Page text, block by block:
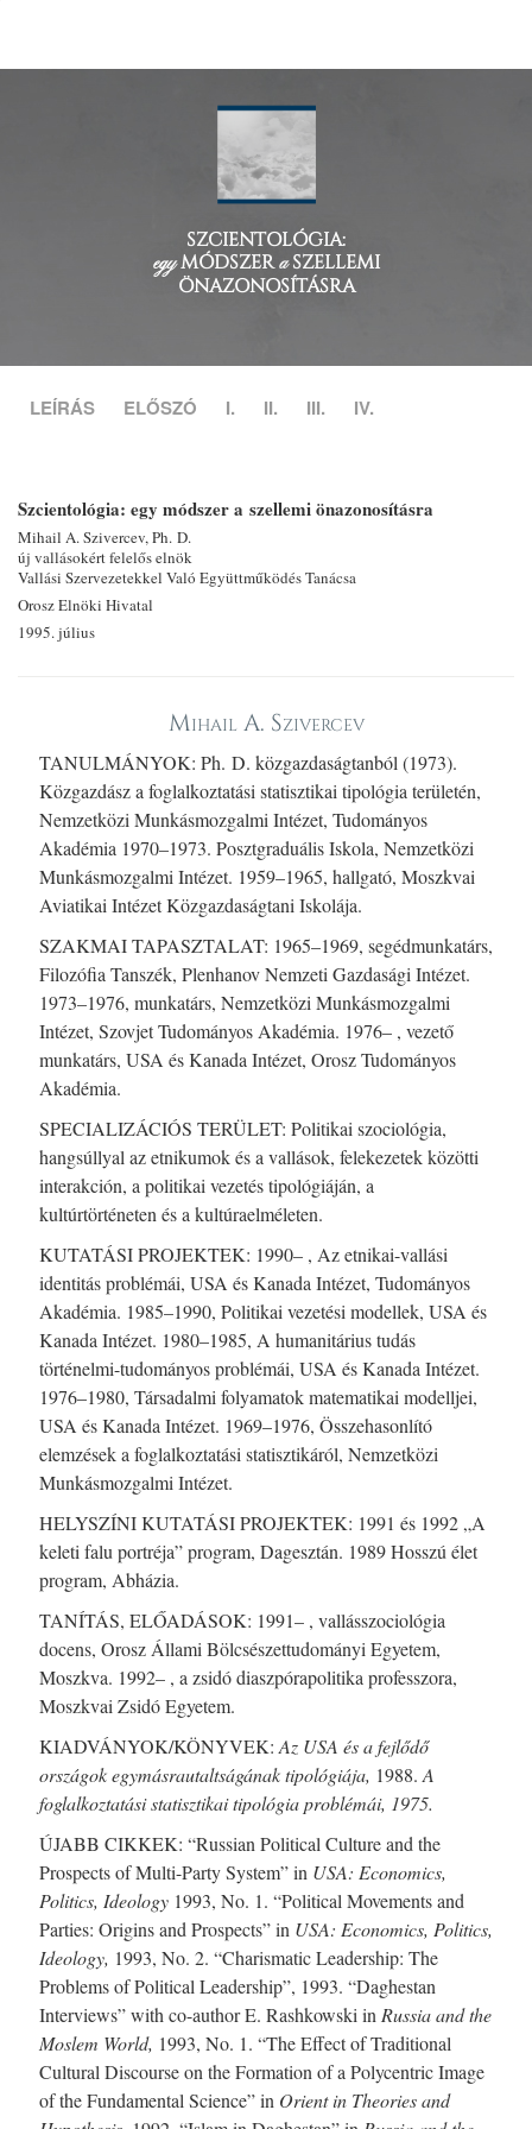
SZCIENTOLÓGIA:
egyMÓDSZERaSZELLEMI
ÖNAZONOSÍTÁSRA
LEÍRÁS ELŐSZÓ I. II. III. IV.
Szcientológia: egy módszer a szellemi önazonosításra
Mihail A. Szivercev, Ph. D.
új vallásokért felelős elnök
Vallási Szervezetekkel Való Együttműködés Tanácsa
Orosz Elnöki Hivatal
1995. július
Mihail A. Szivercev
TANULMÁNYOK: Ph. D. közgazdaságtanból (1973).
Közgazdász a foglalkoztatási statisztikai tipológia területén,
Nemzetközi Munkásmozgalmi Intézet, Tudományos
Akadémia 1970–1973. Posztgraduális Iskola, Nemzetközi
Munkásmozgalmi Intézet. 1959–1965, hallgató, Moszkvai
Aviatikai Intézet Közgazdaságtani Iskolája.
SZAKMAI TAPASZTALAT: 1965–1969, segédmunkatárs,
Filozófia Tanszék, Plenhanov Nemzeti Gazdasági Intézet.
1973–1976, munkatárs, Nemzetközi Munkásmozgalmi
Intézet, Szovjet Tudományos Akadémia. 1976– , vezető
munkatárs, USA és Kanada Intézet, Orosz Tudományos
Akadémia.
SPECIALIZÁCIÓS TERÜLET: Politikai szociológia,
hangsúllyal az etnikumok és a vallások, felekezetek közötti
interakción, a politikai vezetés tipológiáján, a
kultúrtörténeten és a kultúraelméleten.
KUTATÁSI PROJEKTEK: 1990– , Az etnikai-vallási
identitás problémái, USA és Kanada Intézet, Tudományos
Akadémia. 1985–1990, Politikai vezetési modellek, USA és
Kanada Intézet. 1980–1985, A humanitárius tudás
történelmi-tudományos problémái, USA és Kanada Intézet.
1976–1980, Társadalmi folyamatok matematikai modelljei,
USA és Kanada Intézet. 1969–1976, Összehasonlító
elemzések a foglalkoztatási statisztikáról, Nemzetközi
Munkásmozgalmi Intézet.
HELYSZÍNI KUTATÁSI PROJEKTEK: 1991 és 1992 „A
keleti falu portréja” program, Dagesztán. 1989 Hosszú élet
program, Abházia.
TANÍTÁS, ELŐADÁSOK: 1991– , vallásszociológia
docens, Orosz Állami Bölcsészettudományi Egyetem,
Moszkva. 1992– , a zsidó diaszpórapolitika professzora,
Moszkvai Zsidó Egyetem.
KIADVÁNYOK/KÖNYVEK: Az USA és a fejlődő
országok egymásrautaltságának tipológiája, 1988. A
foglalkoztatási statisztikai tipológia problémái, 1975.
ÚJABB CIKKEK: “Russian Political Culture and the
Prospects of Multi-Party System” in USA: Economics,
Politics, Ideology 1993, No. 1. “Political Movements and
Parties: Origins and Prospects” in USA: Economics, Politics,
Ideology, 1993, No. 2. “Charismatic Leadership: The
Problems of Political Leadership”, 1993. “Daghestan
Interviews” with co-author E. Rashkowski in Russia and the
Moslem World, 1993, No. 1. “The Effect of Traditional
Cultural Discourse on the Formation of a Polycentric Image
of the Fundamental Science” in Orient in Theories and